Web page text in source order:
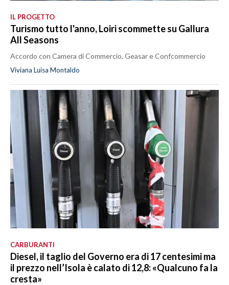
IL PROGETTO
Turismo tutto l'anno, Loiri scommette su Gallura
All Seasons
Accordo con Camera di Commercio, Geasar e Confcommercio
Viviana Luisa Montaldo
CARBURANTI
Diesel, il taglio del Governo era di 17 centesimi ma
il prezzo nell’Isola è calato di 12,8: «Qualcuno fa la
cresta»